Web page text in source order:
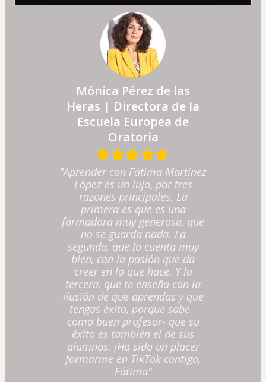
Mónica Pérez de las
Heras | Directora de la
Escuela Europea de
Oratoria
"Aprender con Fátima Martínez
López es un lujo, por tres
razones principales. La
primera es que es una
formadora muy generosa, que
no se guarda nada. La
segunda, que lo cuenta muy
bien, con la pasión que da
creer en lo que hace. Y la
tercera, que te enseña con la
ilusión de que aprendas y que
tengas éxito, porque sabe -
como buen profesor- que su
éxito es también el de sus
alumnos. ¡Ha sido un placer
formarme en TikTok contigo,
Fátima"